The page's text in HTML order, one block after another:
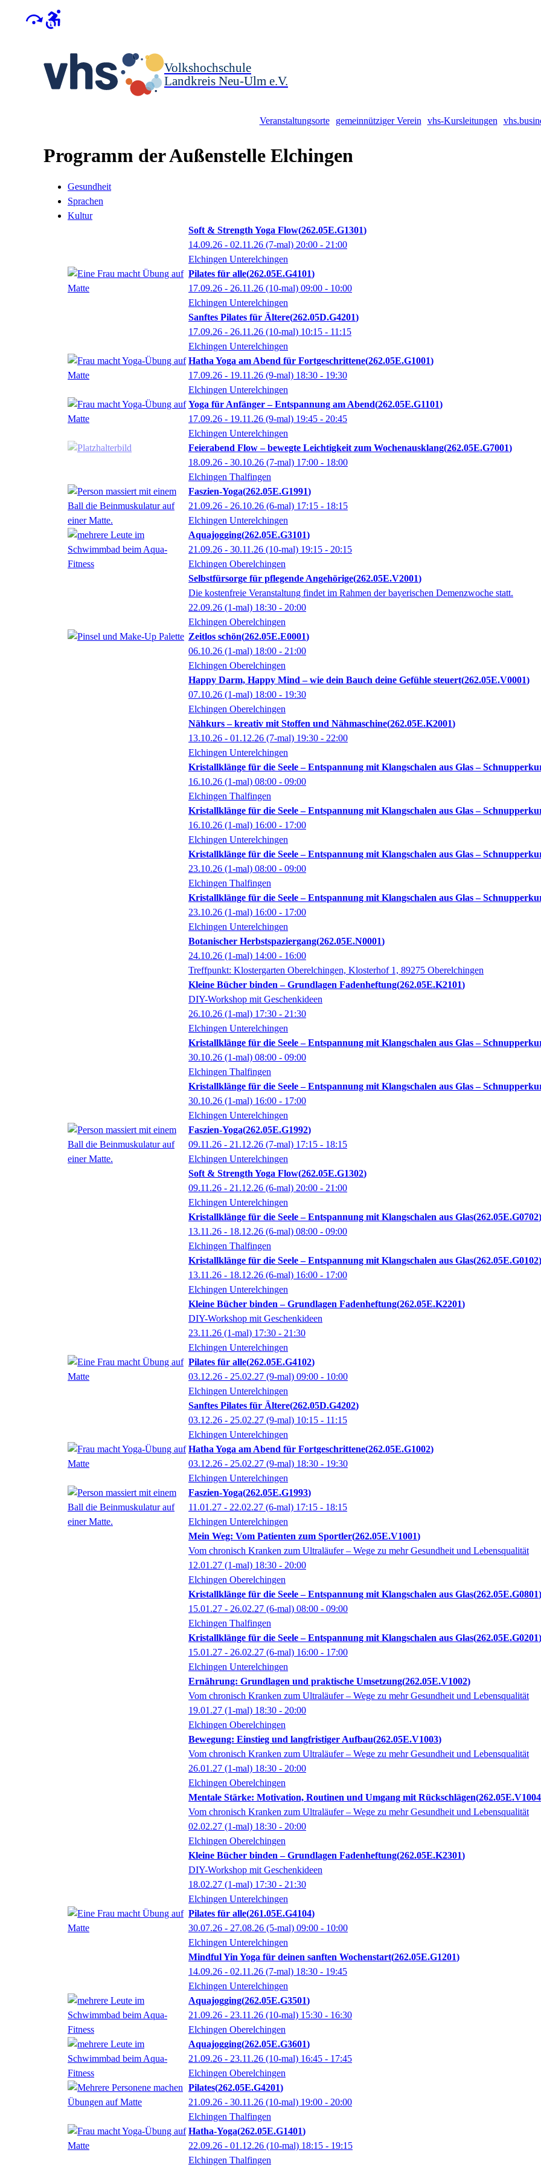
Volkshochschule
Landkreis Neu-Ulm e.V.
Veranstaltungsorte gemeinnütziger Verein vhs-Kursleitungen
Programm der Außenstelle Elchingen
Gesundheit
Sprachen
Kultur
Pilates für alle 261.05E.G4104
30.07.26 - 27.08.26 (5-mal) 09:00 - 10:00
Elchingen Unterelchingen
Mindful Yin Yoga für deinen sanften Wochenstart 262.05E.G1201
14.09.26 - 02.11.26 (7-mal) 18:30 - 19:45
Elchingen Unterelchingen
Soft & Strength Yoga Flow 262.05E.G1301
14.09.26 - 02.11.26 (7-mal) 20:00 - 21:00
Elchingen Unterelchingen
Pilates für alle 262.05E.G4101
17.09.26 - 26.11.26 (10-mal) 09:00 - 10:00
Elchingen Unterelchingen
Sanftes Pilates für Ältere 262.05D.G4201
17.09.26 - 26.11.26 (10-mal) 10:15 - 11:15
Elchingen Unterelchingen
Hatha Yoga am Abend für Fortgeschrittene 262.05E.G1001
17.09.26 - 19.11.26 (9-mal) 18:30 - 19:30
Elchingen Unterelchingen
Yoga für Anfänger – Entspannung am Abend 262.05E.G1101
17.09.26 - 19.11.26 (9-mal) 19:45 - 20:45
Elchingen Unterelchingen
Feierabend Flow – bewegte Leichtigkeit zum Wochenausklang 262.05E.G7001
18.09.26 - 30.10.26 (7-mal) 17:00 - 18:00
Elchingen Thalfingen
Aquajogging 262.05E.G3501
21.09.26 - 23.11.26 (10-mal) 15:30 - 16:30
Elchingen Oberelchingen
Aquajogging 262.05E.G3601
21.09.26 - 23.11.26 (10-mal) 16:45 - 17:45
Elchingen Oberelchingen
Faszien-Yoga 262.05E.G1991
21.09.26 - 26.10.26 (6-mal) 17:15 - 18:15
Elchingen Unterelchingen
Pilates 262.05E.G4201
21.09.26 - 30.11.26 (10-mal) 19:00 - 20:00
Elchingen Thalfingen
Aquajogging 262.05E.G3101
21.09.26 - 30.11.26 (10-mal) 19:15 - 20:15
Elchingen Oberelchingen
Hatha-Yoga 262.05E.G1401
22.09.26 - 01.12.26 (10-mal) 18:15 - 19:15
Elchingen Thalfingen
Selbstfürsorge für pflegende Angehörige 262.05E.V2001
Die kostenfreie Veranstaltung findet im Rahmen der bayerischen Demenzwoche statt.
22.09.26 (1-mal) 18:30 - 20:00
Elchingen Oberelchingen
Zeitlos schön 262.05E.E0001
06.10.26 (1-mal) 18:00 - 21:00
Elchingen Oberelchingen
Happy Darm, Happy Mind – wie dein Bauch deine Gefühle steuert 262.05E.V0001
07.10.26 (1-mal) 18:00 - 19:30
Elchingen Oberelchingen
Nähkurs – kreativ mit Stoffen und Nähmaschine 262.05E.K2001
13.10.26 - 01.12.26 (7-mal) 19:30 - 22:00
Elchingen Unterelchingen
Kristallklänge für die Seele – Entspannung mit Klangschalen aus Glas –
16.10.26 (1-mal) 08:00 - 09:00
Elchingen Thalfingen
Kristallklänge für die Seele – Entspannung mit Klangschalen aus Glas –
16.10.26 (1-mal) 16:00 - 17:00
Elchingen Unterelchingen
Kristallklänge für die Seele – Entspannung mit Klangschalen aus Glas –
23.10.26 (1-mal) 08:00 - 09:00
Elchingen Thalfingen
Kristallklänge für die Seele – Entspannung mit Klangschalen aus Glas –
23.10.26 (1-mal) 16:00 - 17:00
Elchingen Unterelchingen
Botanischer Herbstspaziergang 262.05E.N0001
24.10.26 (1-mal) 14:00 - 16:00
Treffpunkt: Klostergarten Oberelchingen, Klosterhof 1, 89275 Oberelchingen
Kleine Bücher binden – Grundlagen Fadenheftung 262.05E.K2101
DIY-Workshop mit Geschenkideen
26.10.26 (1-mal) 17:30 - 21:30
Elchingen Unterelchingen
Kristallklänge für die Seele – Entspannung mit Klangschalen aus Glas –
30.10.26 (1-mal) 08:00 - 09:00
Elchingen Thalfingen
Kristallklänge für die Seele – Entspannung mit Klangschalen aus Glas –
30.10.26 (1-mal) 16:00 - 17:00
Elchingen Unterelchingen
Faszien-Yoga 262.05E.G1992
09.11.26 - 21.12.26 (7-mal) 17:15 - 18:15
Elchingen Unterelchingen
Soft & Strength Yoga Flow 262.05E.G1302
09.11.26 - 21.12.26 (6-mal) 20:00 - 21:00
Elchingen Unterelchingen
Kristallklänge für die Seele – Entspannung mit Klangschalen aus Glas 262.05E.G0702
13.11.26 - 18.12.26 (6-mal) 08:00 - 09:00
Elchingen Thalfingen
Kristallklänge für die Seele – Entspannung mit Klangschalen aus Glas 262.05E.G0102
13.11.26 - 18.12.26 (6-mal) 16:00 - 17:00
Elchingen Unterelchingen
Kleine Bücher binden – Grundlagen Fadenheftung 262.05E.K2201
DIY-Workshop mit Geschenkideen
23.11.26 (1-mal) 17:30 - 21:30
Elchingen Unterelchingen
Pilates für alle 262.05E.G4102
03.12.26 - 25.02.27 (9-mal) 09:00 - 10:00
Elchingen Unterelchingen
Sanftes Pilates für Ältere 262.05D.G4202
03.12.26 - 25.02.27 (9-mal) 10:15 - 11:15
Elchingen Unterelchingen
Hatha Yoga am Abend für Fortgeschrittene 262.05E.G1002
03.12.26 - 25.02.27 (9-mal) 18:30 - 19:30
Elchingen Unterelchingen
Faszien-Yoga 262.05E.G1993
11.01.27 - 22.02.27 (6-mal) 17:15 - 18:15
Elchingen Unterelchingen
Mein Weg: Vom Patienten zum Sportler 262.05E.V1001
Vom chronisch Kranken zum Ultraläufer – Wege zu mehr Gesundheit und Lebensqualität
12.01.27 (1-mal) 18:30 - 20:00
Elchingen Oberelchingen
Kristallklänge für die Seele – Entspannung mit Klangschalen aus Glas 262.05E.G0801
15.01.27 - 26.02.27 (6-mal) 08:00 - 09:00
Elchingen Thalfingen
Kristallklänge für die Seele – Entspannung mit Klangschalen aus Glas 262.05E.G0201
15.01.27 - 26.02.27 (6-mal) 16:00 - 17:00
Elchingen Unterelchingen
Ernährung: Grundlagen und praktische Umsetzung 262.05E.V1002
Vom chronisch Kranken zum Ultraläufer – Wege zu mehr Gesundheit und Lebensqualität
19.01.27 (1-mal) 18:30 - 20:00
Elchingen Oberelchingen
Bewegung: Einstieg und langfristiger Aufbau 262.05E.V1003
Vom chronisch Kranken zum Ultraläufer – Wege zu mehr Gesundheit und Lebensqualität
26.01.27 (1-mal) 18:30 - 20:00
Elchingen Oberelchingen
Mentale Stärke: Motivation, Routinen und Umgang mit Rückschlägen 262.05E.V1004
Vom chronisch Kranken zum Ultraläufer – Wege zu mehr Gesundheit und Lebensqualität
02.02.27 (1-mal) 18:30 - 20:00
Elchingen Oberelchingen
Kleine Bücher binden – Grundlagen Fadenheftung 262.05E.K2301
DIY-Workshop mit Geschenkideen
18.02.27 (1-mal) 17:30 - 21:30
Elchingen Unterelchingen